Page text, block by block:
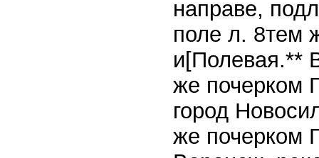
направе,
поле л. 8тем
и[Полевая.**
же почерком
город
же почерком